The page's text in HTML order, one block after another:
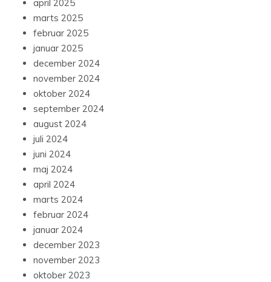
april 2025
marts 2025
februar 2025
januar 2025
december 2024
november 2024
oktober 2024
september 2024
august 2024
juli 2024
juni 2024
maj 2024
april 2024
marts 2024
februar 2024
januar 2024
december 2023
november 2023
oktober 2023